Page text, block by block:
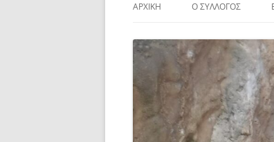
ΑΡΧΙΚΗ Ο ΣΥΛΛΟΓΟΣ